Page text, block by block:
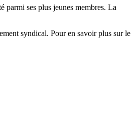
parmi ses plus jeunes membres. La
syndical. Pour en savoir plus sur le